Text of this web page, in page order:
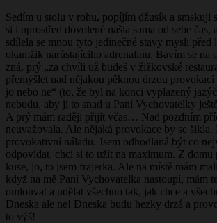
Sedím u stolu v rohu, popíjím džusík a smskuji
si i uprostřed dovolené našla sama od sebe čas,
sdílela se mnou tyto jedinečné stavy mysli před
okamžik narůstajícího adrenalinu. Bavím se na
zná, prý „za chvíli už budeš v žižkovské
přemýšlet nad nějakou pěknou drzou provokací
jo nebo ne“ (to, že byl na konci vyplazený
nebudu, aby jí to snad u Paní Vychovatelky
A prý mám raději přijít včas… Nad pozdním
neuvažovala. Ale nějaká provokace by se šikla.
provokativní náladu. Jsem odhodlaná být co
odpovídat, chci si to užít na maximum. Z
kuse, jo, to jsem frajerka. Ale na místě mám
když na mě Paní Vychovatelka nastoupí, mám
omlouvat a udělat všechno tak, jak chce a
Dneska ale ne! Dneska budu hezky drzá a
to výš!